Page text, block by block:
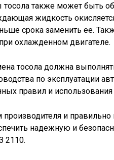
также может быть
жидкость
срока заменить ее.
охлажденном двигателе.
тосола должна
по эксплуатации
правил и использования
и
надежную и
2110.